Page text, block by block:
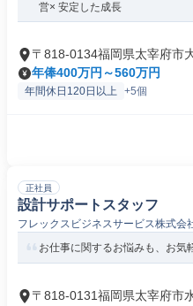
営× 安定した成長
〒818-0134福岡県太宰府市
年俸400万円～560万円
年間休日120日以上 +5個
正社員
設計サポートスタッフ
フレックスビジネスサービス株式会
お仕事に関するお悩みも、お気
〒818-0131福岡県太宰府市